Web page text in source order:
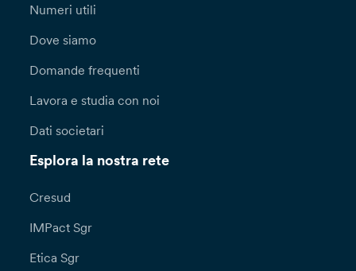
Numeri utili
Dove siamo
Domande frequenti
Lavora e studia con noi
Dati societari
Esplora la nostra rete
Cresud
IMPact Sgr
Etica Sgr